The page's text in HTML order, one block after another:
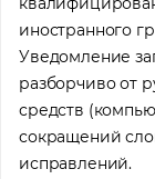
иностранного
Уведомление
разборчиво от
средств
сокращений
исправлений.